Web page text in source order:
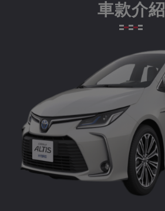
車款介紹